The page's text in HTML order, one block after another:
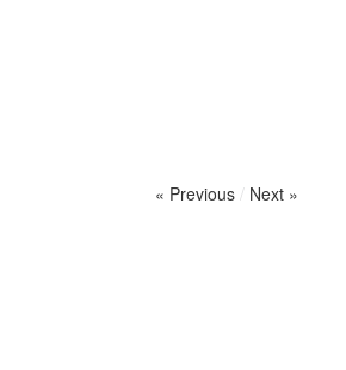
« Previous / Next »